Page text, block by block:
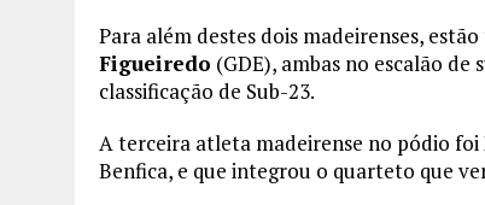
Para além destes dois madeirenses,
Figueiredo (GDE), ambas no escalão
classificação de Sub-23.
A terceira atleta madeirense no pódio foi
Benfica, e que integrou o quarteto que